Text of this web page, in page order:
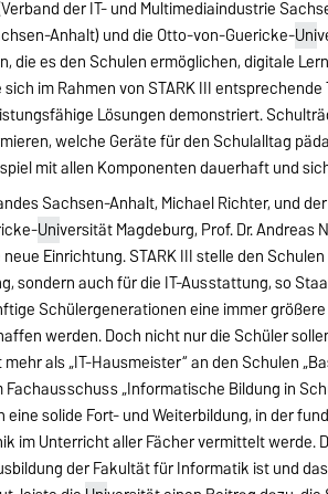
der IT- und Multimediaindustrie
Anhalt) und die Otto-von-Guericke-Uni
die es den Schulen ermöglichen, digitale
im Rahmen von STARK III
Lösungen demonstriert.
welche Geräte für den Schulalltag
mit allen Komponenten dauerhaft und
Sachsen-Anhalt, Michael Richter, und
Universität Magdeburg, Prof. Dr. Andreas
Einrichtung. STARK III stelle den
sondern auch für die IT-Ausstattung, so
Schülergenerationen eine immer
werden. Doch nicht nur die Schüler
als „IT-Hausmeister“ an den Schulen
„Informatische Bildung in
solide Fort- und Weiterbildung, in der
im Unterricht aller Fächer vermittelt werde.
der Fakultät für Informatik ist und